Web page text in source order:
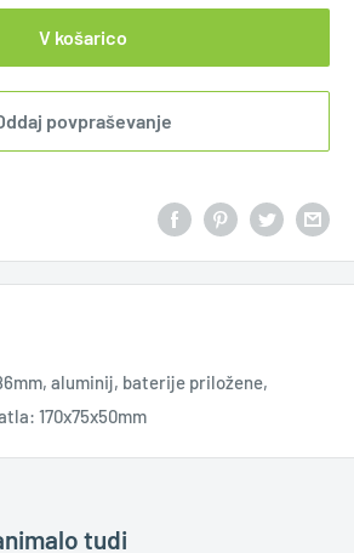
V košarico
povpraševanje
aluminij, baterije priložene,
170x75x50mm
tudi